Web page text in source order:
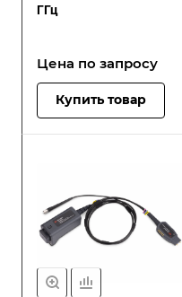
ГГц
Цена по запросу
Купить товар